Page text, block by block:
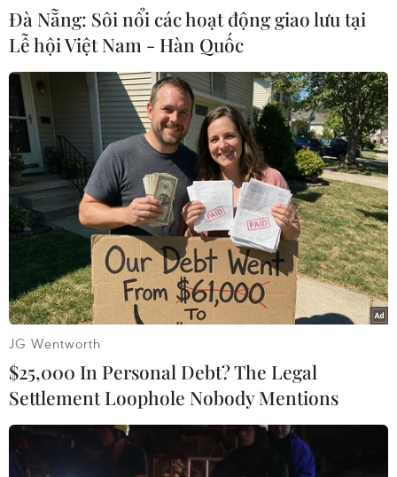
Câu lạc bộ ca trù Đông Môn sinh hoạt vào chiều thứ 7 hằng
tuần tại Đình Đông Môn. (Ảnh: An Đăng/TTXVN)
(Ảnh: An Đăng/TTXVN)
Đà Nẵng: Sôi nổi các hoạt động giao lưu tại
Lễ hội Việt Nam - Hàn Quốc
JG Wentworth
$25,000 In Personal Debt? The Legal
Settlement Loophole Nobody Mentions